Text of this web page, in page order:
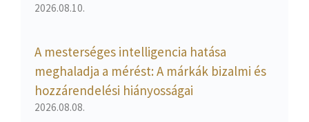
2026.08.10.
A mesterséges intelligencia hatása
meghaladja a mérést: A márkák bizalmi és
hozzárendelési hiányosságai
2026.08.08.